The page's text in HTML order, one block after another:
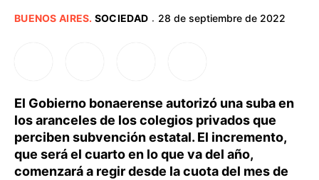
BUENOS AIRES. SOCIEDAD · 28 de septiembre de 2022
El Gobierno bonaerense autorizó una suba en
los aranceles de los colegios privados que
perciben subvención estatal. El incremento,
que será el cuarto en lo que va del año,
comenzará a regir desde la cuota del mes de